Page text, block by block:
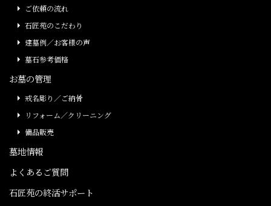
ご依頼の流れ
石匠苑のこだわり
建墓例／お客様の声
墓石参考価格
お墓の管理
戒名彫り／ご納骨
リフォーム／クリーニング
備品販売
墓地情報
よくあるご質問
石匠苑の終活サポート